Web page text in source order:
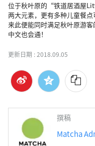
位于秋叶原的“铁道居酒屋
两大元素，更有多种儿童餐
来此便能同时满足秋叶原游
中文也会通！
更新日期 :2018.09.05
撰稿
Matcha